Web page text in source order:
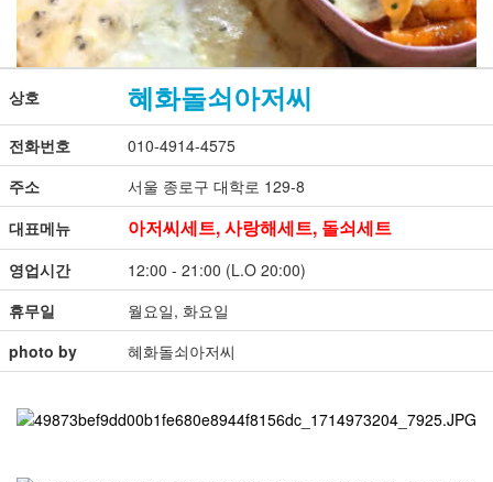
상호 혜화돌쇠아저씨
전화번호
010-4914-4575
주소
서울 종로구 대학로 129-8
대표메뉴
아저씨세트, 사랑해세트, 돌쇠세트
영업시간
12:00 - 21:00 (L.O 20:00)
휴무일
월요일, 화요일
photo by
혜화돌쇠아저씨